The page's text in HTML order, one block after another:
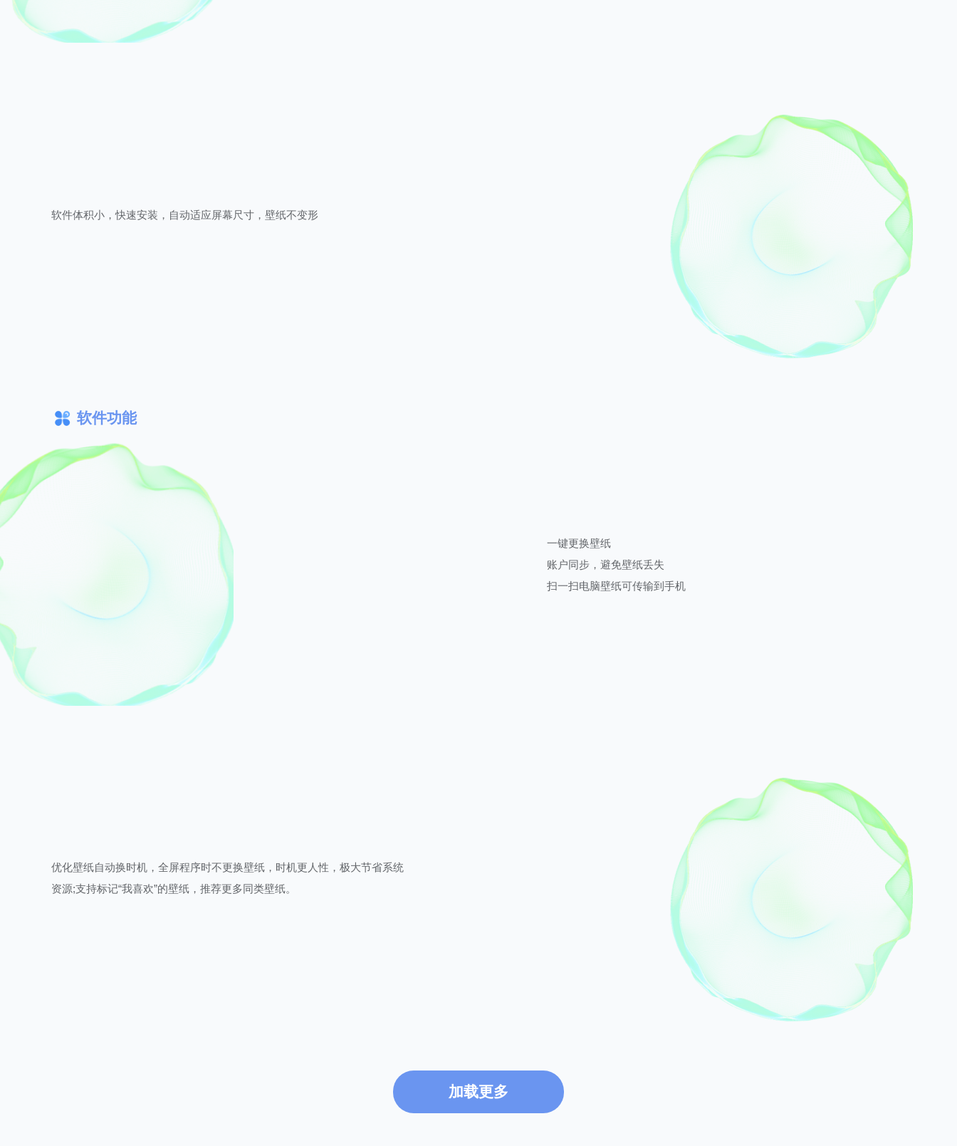
软件体积小，快速安装，自动适应屏幕尺寸，壁纸不变形
软件功能
一键更换壁纸
账户同步，避免壁纸丢失
扫一扫电脑壁纸可传输到手机
优化壁纸自动换时机，全屏程序时不更换壁纸，时机更人性，极大节省系统
资源;支持标记“我喜欢”的壁纸，推荐更多同类壁纸。
加载更多